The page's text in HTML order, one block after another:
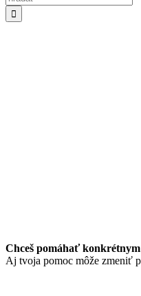
Chceš pomáhať
Aj tvoja pomoc môže zmeniť